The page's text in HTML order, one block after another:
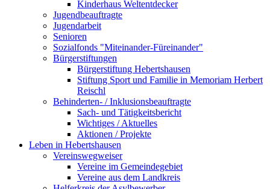
Kinderhaus Weltentdecker
Jugendbeauftragte
Jugendarbeit
Senioren
Sozialfonds "Miteinander-Füreinander"
Bürgerstiftungen
Bürgerstiftung Hebertshausen
Stiftung Sport und Familie in Memoriam Herbert
Reischl
Behinderten- / Inklusionsbeauftragte
Sach- und Tätigkeitsbericht
Wichtiges / Aktuelles
Aktionen / Projekte
Leben in Hebertshausen
Vereinswegweiser
Vereine im Gemeindegebiet
Vereine aus dem Landkreis